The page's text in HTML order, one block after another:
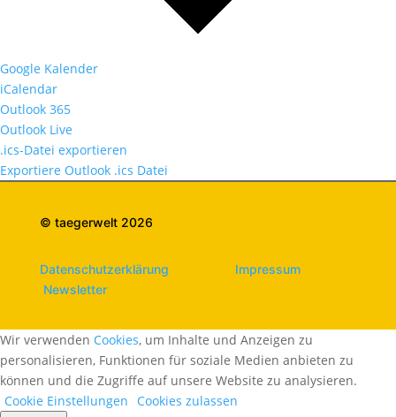
Google Kalender
iCalendar
Outlook 365
Outlook Live
.ics-Datei exportieren
Exportiere Outlook .ics Datei
© taegerwelt 2026
Datenschutzerklärung
Impressum
Newsletter
Wir verwenden Cookies, um Inhalte und Anzeigen zu
personalisieren, Funktionen für soziale Medien anbieten zu
können und die Zugriffe auf unsere Website zu analysieren.
Cookie Einstellungen
Cookies zulassen